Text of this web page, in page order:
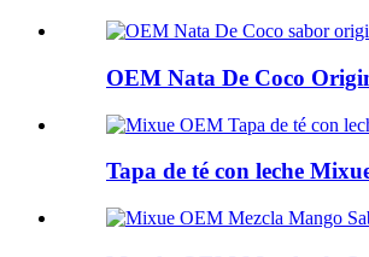
OEM Nata De Coco
Tapa de té con leche